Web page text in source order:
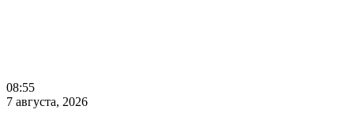
08:55
7 августа, 2026